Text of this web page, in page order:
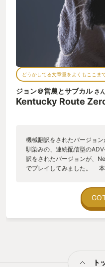
どうかしてる文章量をよくもここま
ジョン＠営農とサブカルさ
Kentucky Route
機械翻訳をされたバージョ
馴染みの、連続配信型の
訳をされたバージョンが、
でプレイしてみました。 本
ームだ。 ただ、描かれるの
ーンとアルコール中毒と喪
なファンタジー作品である
用いて０号線を目指していト